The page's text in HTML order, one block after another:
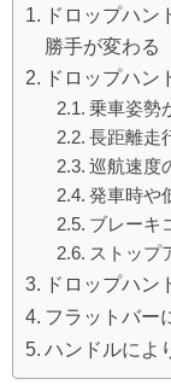
ドロップハン
勝手が変わる
ドロップハン
乗車姿勢
長距離走
巡航速度
発車時や
ブレーキ
ストップ
ドロップハン
フラットバー
ハンドルによ